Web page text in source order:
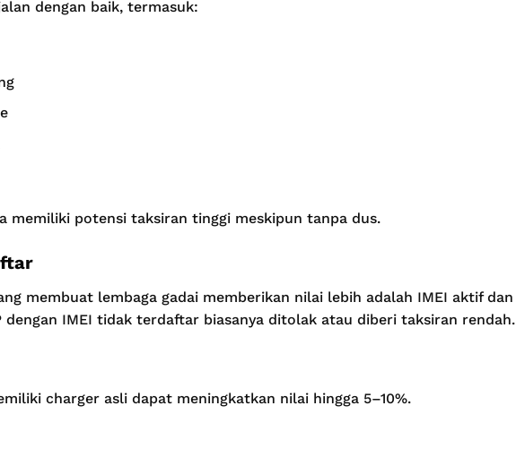
dengan baik, termasuk:
memiliki potensi taksiran tinggi meskipun tanpa dus.
membuat lembaga gadai memberikan nilai lebih adalah IMEI aktif dan
dengan IMEI tidak terdaftar biasanya ditolak atau diberi taksiran rendah.
charger asli dapat meningkatkan nilai hingga 5–10%.